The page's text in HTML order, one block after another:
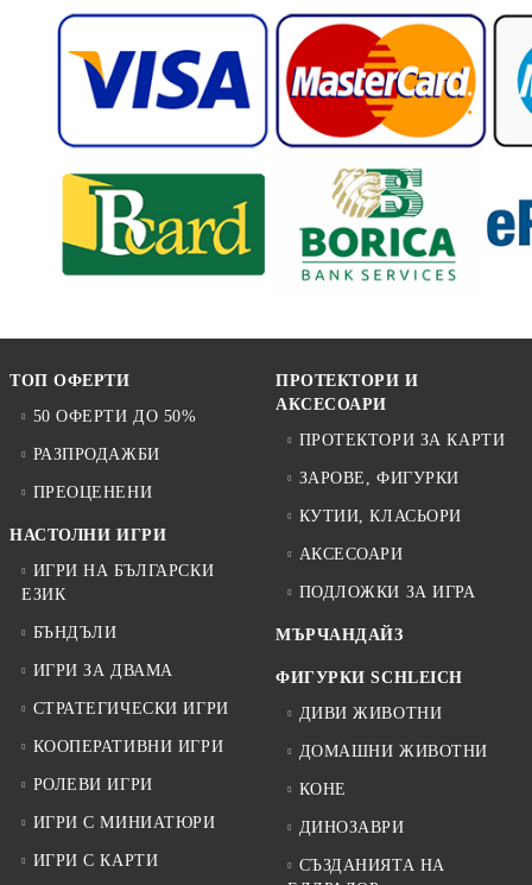
ТОП ОФЕРТИ
50 ОФЕРТИ ДО 50%
РАЗПРОДАЖБИ
ПРЕОЦЕНЕНИ
НАСТОЛНИ ИГРИ
ИГРИ НА БЪЛГАРСКИ
ЕЗИК
БЪНДЪЛИ
ИГРИ ЗА ДВАМА
СТРАТЕГИЧЕСКИ ИГРИ
КООПЕРАТИВНИ ИГРИ
РОЛЕВИ ИГРИ
ИГРИ С МИНИАТЮРИ
ИГРИ С КАРТИ
ПРОТЕКТОРИ И
АКСЕСОАРИ
ПРОТЕКТОРИ ЗА КАРТИ
ЗАРОВЕ, ФИГУРКИ
КУТИИ, КЛАСЬОРИ
АКСЕСОАРИ
ПОДЛОЖКИ ЗА ИГРА
МЪРЧАНДАЙЗ
ФИГУРКИ SCHLEICH
ДИВИ ЖИВОТНИ
ДОМАШНИ ЖИВОТНИ
КОНЕ
ДИНОЗАВРИ
СЪЗДАНИЯТА НА